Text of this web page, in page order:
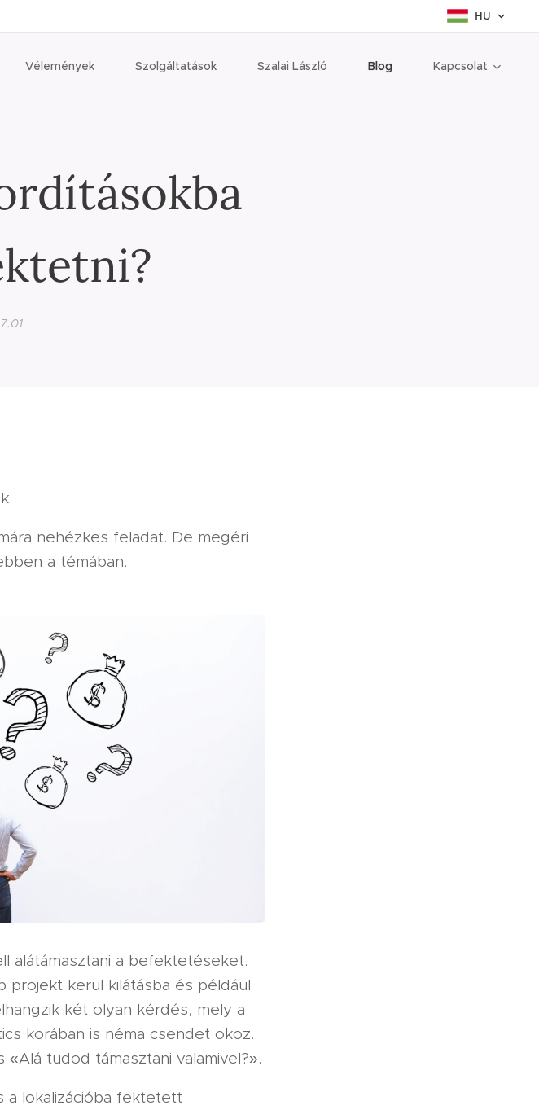
HU
Vélemények Szolgáltatások Szalai László Blog Kapcsolat
nehézkes feladat. De megéri
a témában.
alátámasztani a befektetéseket.
projekt kerül kilátásba és például
két olyan kérdés, mely a
korában is néma csendet okoz.
tudod támasztani valamivel?».
a lokalizációba fektetett